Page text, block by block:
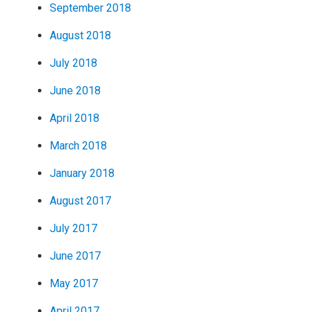
September 2018
August 2018
July 2018
June 2018
April 2018
March 2018
January 2018
August 2017
July 2017
June 2017
May 2017